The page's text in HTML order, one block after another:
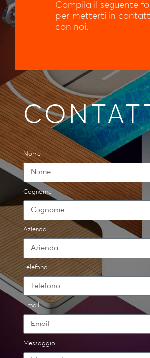
Compila il seguente
per metterti in
con noi.
Nome
Cognome
Azienda
Telefono
Email
Messaggio